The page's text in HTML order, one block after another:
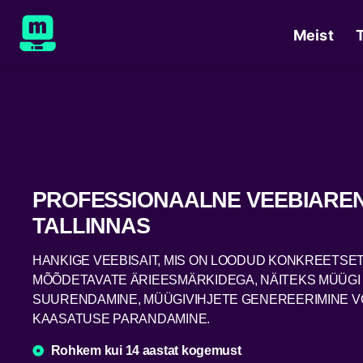
Meist
PROFESSIONAALNE
TALLINNAS
HANKIGE VEEBISAIT, MIS ON LOODUD
MÕÕDETAVATE ÄRIEESMÄRKIDEGA, NÄITEKS MÜÜGI
SUURENDAMINE, MÜÜGIVIHJETE GENEREERIMINE
KAASATUSE PARANDAMINE.
Rohkem kui 14 aastat kogemust